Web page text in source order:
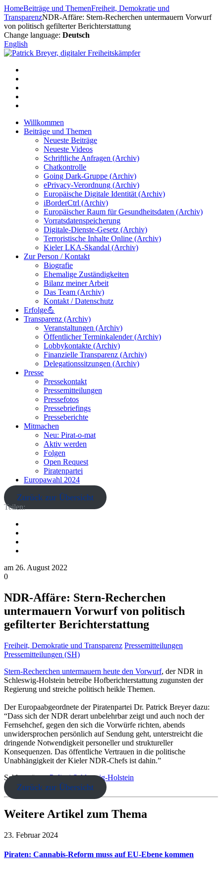
Zum
Inhalt
springen
HomeBeiträge und ThemenFreiheit, Demokratie und
TransparenzNDR-Affäre: Stern-Recherchen untermauern Vorwurf
von politisch gefilterter Berichterstattung
Change language: Deutsch
English
Willkommen
Beiträge und Themen
Neueste Beiträge
Neueste Videos
Schriftliche Anfragen (Archiv)
Chatkontrolle
Going Dark-Gruppe (Archiv)
ePrivacy-Verordnung (Archiv)
Europäische Digitale Identität (Archiv)
iBorderCtrl (Archiv)
Europäischer Raum für Gesundheitsdaten (Archiv)
Vorratsdatenspeicherung
Digitale-Dienste-Gesetz (Archiv)
Terroristische Inhalte Online (Archiv)
Kieler LKA-Skandal (Archiv)
Zur Person / Kontakt
Biografie
Ehemalige Zuständigkeiten
Bilanz meiner Arbeit
Das Team (Archiv)
Kontakt / Datenschutz
Erfolge💪
Transparenz (Archiv)
Veranstaltungen (Archiv)
Öffentlicher Terminkalender (Archiv)
Lobbykontakte (Archiv)
Finanzielle Transparenz (Archiv)
Delegationssitzungen (Archiv)
Presse
Pressekontakt
Pressemitteilungen
Pressefotos
Pressebriefings
Presseberichte
Mitmachen
Neu: Pirat-o-mat
Aktiv werden
Folgen
Open Request
Piratenpartei
Europawahl 2024
Zurück zur Übersicht
Teilen:
am 26. August 2022
0
NDR-Affäre: Stern-Recherchen
untermauern Vorwurf von politisch
gefilterter Berichterstattung
Freiheit, Demokratie und Transparenz Pressemitteilungen
Pressemitteilungen (SH)
Stern-Recherchen untermauern heute den Vorwurf, der NDR in
Schleswig-Holstein betreibe Hofberichterstattung zugunsten der
Regierung und streiche politisch heikle Themen.
Der Europaabgeordnete der Piratenpartei Dr. Patrick Breyer dazu:
“Dass sich der NDR derart unbelehrbar zeigt und auch noch der
Fernsehchef, gegen den sich die Vorwürfe richten, abends
unwidersprochen persönlich auf Sendung geht, unterstreicht die
dringende Notwendigkeit personeller und struktureller
Konsequenzen. Das öffentliche Vertrauen in die politische
Unabhängigkeit der Kieler NDR-Chefs ist dahin.”
Schlagwörter: Polizei Schleswig-Holstein
Zurück zur Übersicht
Weitere Artikel zum Thema
23. Februar 2024
Piraten: Cannabis-Reform muss auf EU-Ebene kommen